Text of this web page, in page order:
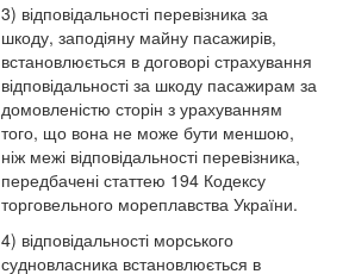
3) відповідальності перевізника за
шкоду, заподіяну майну пасажирів,
встановлюється в договорі страхування
відповідальності за шкоду пасажирам за
домовленістю сторін з урахуванням
того, що вона не може бути меншою,
ніж межі відповідальності перевізника,
передбачені статтею 194 Кодексу
торговельного мореплавства України.
4) відповідальності морського
судновласника встановлюється в